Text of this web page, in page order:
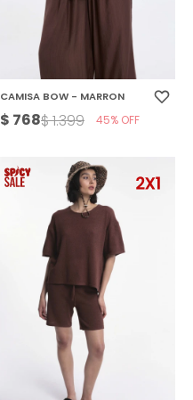
CAMISA BOW - MARRON
$ 768$1.399 45